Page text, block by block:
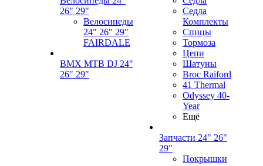
26" 29"
Велосипеды
24" 26" 29"
FAIRDALE
BMX MTB DJ 24"
26" 29"
Седла
Комплекты
Спицы
Тормоза
Цепи
Шатуны
Broc Raiford
41 Thermal
Odyssey 40-
Year
Ещё
Запчасти 24" 26"
29"
Покрышки